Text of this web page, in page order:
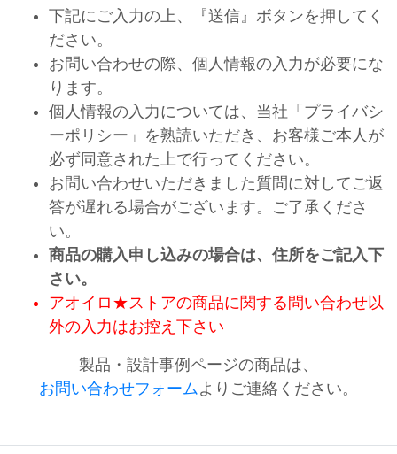
下記にご入力の上、『送信』ボタンを押してく
ださい。
お問い合わせの際、個人情報の入力が必要にな
ります。
個人情報の入力については、当社「プライバシ
ーポリシー」を熟読いただき、お客様ご本人が
必ず同意された上で行ってください。
お問い合わせいただきました質問に対してご返
答が遅れる場合がございます。ご了承くださ
い。
商品の購入申し込みの場合は、住所をご記入下
さい。
アオイロ★ストアの商品に関する問い合わせ以
外の入力はお控え下さい
製品・設計事例ページの商品は、
お問い合わせフォームよりご連絡ください。